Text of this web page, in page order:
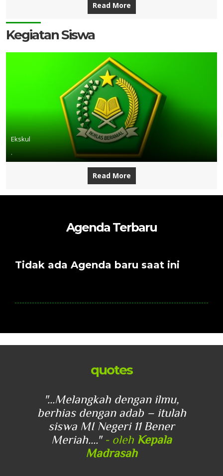
Read More
Kegiatan Siswa
Ekskul
.
Read More
Agenda Terbaru
Tidak ada Agenda baru saat ini
quotes
"...Melangkah dengan ilmu,
berhias dengan adab – itulah
siswa MI Negeri 11 Bener
Meriah...." - oleh Kepala
Madrasah